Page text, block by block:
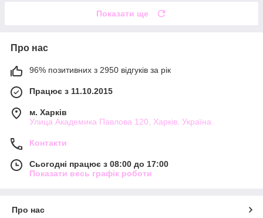
Показати ще
Про нас
96% позитивних з 2950 відгуків за рік
Працює з 11.10.2015
м. Харків
Улица Академика Павлова 120, Харків, Україна
Контакти
Сьогодні працює з 08:00 до 17:00
Показати весь графік роботи
Про нас